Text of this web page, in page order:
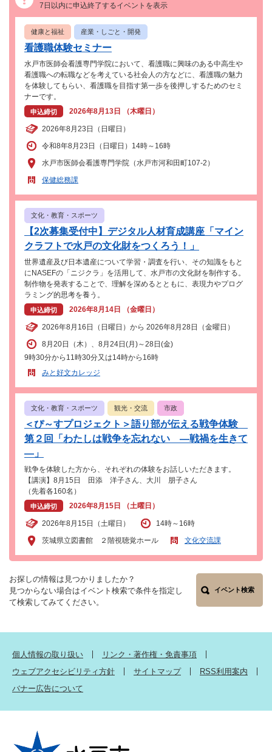
7日以内に申込終了するイベントを表示
健康と福祉 産業・しごと・開発
看護職体験セミナー
水戸市医師会看護専門学院において、看護職に興味のある中高生や
看護職への転職などを考えている社会人の方などに、看護職の魅力
を体験してもらい、看護職を目指す第一歩を後押しするためのセミ
ナーです。
申込締切 2026年8月13日 （木曜日）
2026年8月23日（日曜日）
令和8年8月23日（日曜日）14時～16時
水戸市医師会看護専門学院（水戸市河和田町107-2）
保健総務課
文化・教育・スポーツ
【2次募集受付中】デジタル人材育成講座「マイン
クラフトで水戸の文化財をつくろう！」
世界遺産及び日本遺産について学習・調査を行い、その知識をもと
にNASEFの「ニジクラ」を活用して、水戸市の文化財を制作する。
制作物を発表することで、理解を深めるとともに、表現力やプログ
ラミング的思考を養う。
申込締切 2026年8月14日 （金曜日）
2026年8月16日（日曜日）から 2026年8月28日（金曜日）
8月20日（木）、8月24日(月)～28日(金)
9時30分から11時30分又は14時から16時
みと好文カレッジ
文化・教育・スポーツ 観光・交流 市政
＜ぴ～すプロジェクト＞語り部が伝える戦争体験
第２回「わたしは戦争を忘れない ―戦禍を生きて
―」
戦争を体験した方から、それぞれの体験をお話しいただきます。
【講演】8月15日 田添 洋子さん、大川 朋子さん
（先着各160名）
申込締切 2026年8月15日 （土曜日）
2026年8月15日（土曜日）
14時～16時
茨城県立図書館 ２階視聴覚ホール
文化交流課
お探しの情報は見つかりましたか？
見つからない場合はイベント検索で条件を指定し
て検索してみてください。
イベント検索
個人情報の取り扱い
リンク・著作権・免責事項
ウェブアクセシビリティ方針
サイトマップ
RSS利用案内
バナー広告について